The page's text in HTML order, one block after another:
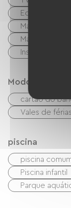
Equipamento
Máquina de
Máquina de
Instalações
Modos de
cartão do
Vales de
piscina
piscina
Piscina infantil
Parque